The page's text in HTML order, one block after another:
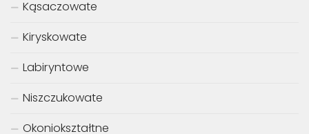
Kąsaczowate
Kiryskowate
Labiryntowe
Niszczukowate
Okoniokształtne